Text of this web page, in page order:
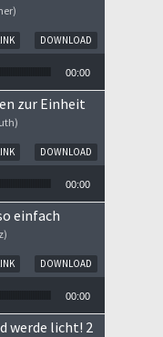
DOWNLOAD
00:00
zur Einheit
DOWNLOAD
00:00
einfach
DOWNLOAD
00:00
werde licht! 2